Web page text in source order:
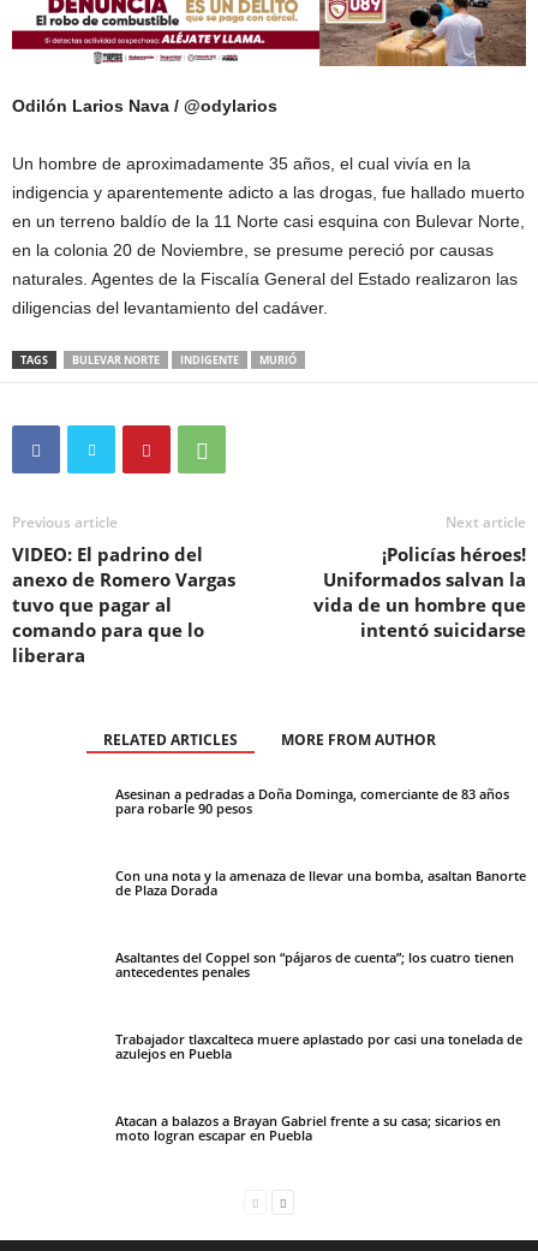
Odilón Larios Nava / @odylarios
Un hombre de aproximadamente 35 años, el cual vivía en la
indigencia y aparentemente adicto a las drogas, fue hallado muerto
en un terreno baldío de la 11 Norte casi esquina con Bulevar Norte,
en la colonia 20 de Noviembre, se presume pereció por causas
naturales. Agentes de la Fiscalía General del Estado realizaron las
diligencias del levantamiento del cadáver.
TAGS BULEVAR NORTE INDIGENTE MURIÓ
Previous article
VIDEO: El padrino del
anexo de Romero Vargas
tuvo que pagar al
comando para que lo
liberara
Next article
¡Policías héroes!
Uniformados salvan la
vida de un hombre que
intentó suicidarse
RELATED ARTICLES MORE FROM AUTHOR
Asesinan a pedradas a Doña Dominga, comerciante de 83 años
para robarle 90 pesos
Con una nota y la amenaza de llevar una bomba, asaltan Banorte
de Plaza Dorada
Asaltantes del Coppel son “pájaros de cuenta”; los cuatro tienen
antecedentes penales
Trabajador tlaxcalteca muere aplastado por casi una tonelada de
azulejos en Puebla
Atacan a balazos a Brayan Gabriel frente a su casa; sicarios en
moto logran escapar en Puebla